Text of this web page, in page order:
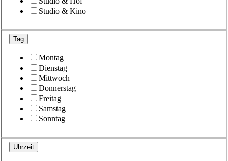
Studio & Kino
Tag
Montag
Dienstag
Mittwoch
Donnerstag
Freitag
Samstag
Sonntag
Uhrzeit